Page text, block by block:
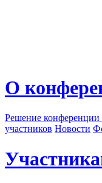
О
Решение конференции
участников Новости